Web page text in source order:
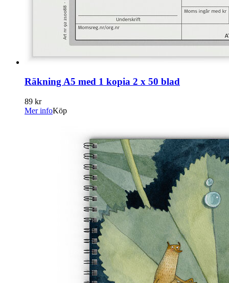
Räkning A5 med 1 kopia 2 x 50 blad
89 kr
Mer infoKöp